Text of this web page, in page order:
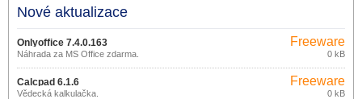
Nové aktualizace
Onlyoffice 7.4.0.163
Náhrada za MS Office zdarma.
Freeware
0 kB
Calcpad 6.1.6
Vědecká kalkulačka.
Freeware
0 kB